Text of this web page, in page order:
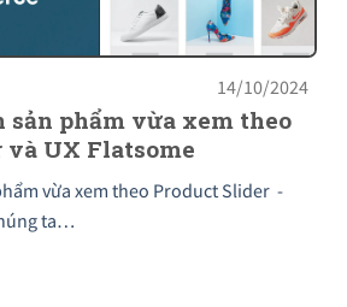
14/10/2024
sản phẩm vừa xem theo
UX Flatsome
vừa xem theo Product Slider -
ta…